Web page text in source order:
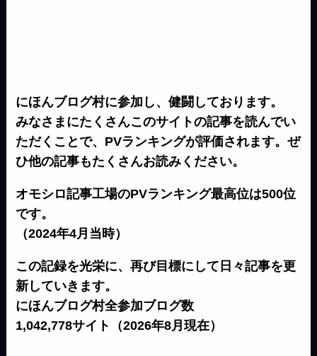
にほんブログ村に参加し、健闘しております。
みなさまにたくさんこのサイトの記事を読んでい
ただくことで、PVランキングが評価されます。ぜ
ひ他の記事もたくさんお読みください。
オモシロ記事工場のPVランキング最高位は500位
です。
（2024年4月当時）
この記録を光栄に、再び目標にして日々記事を更
新していきます。
にほんブログ村全参加ブログ数
1,042,778サイト（2026年8月現在）